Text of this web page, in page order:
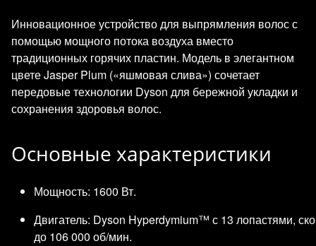
Инновационное устройство для выпрямления волос с
помощью мощного потока воздуха вместо
традиционных горячих пластин. Модель в элегантном
цвете Jasper Plum («яшмовая слива») сочетает
передовые технологии Dyson для бережной укладки и
сохранения здоровья волос.
Основные характеристики
Мощность: 1600 Вт.
Двигатель: Dyson Hyperdymium™ с 13 лопастями,
до 106 000 об/мин.